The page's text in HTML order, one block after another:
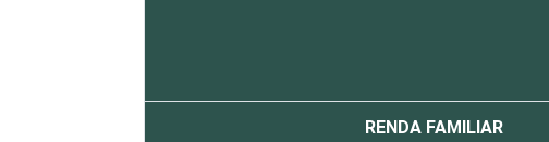
RENDA FAMILIAR